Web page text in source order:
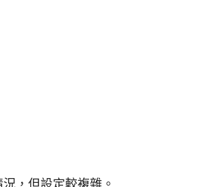
，但設定較複雜。